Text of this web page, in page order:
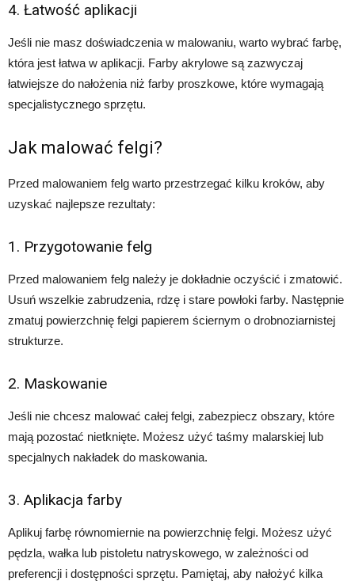
4. Łatwość aplikacji
Jeśli nie masz doświadczenia w malowaniu, warto wybrać farbę,
która jest łatwa w aplikacji. Farby akrylowe są zazwyczaj
łatwiejsze do nałożenia niż farby proszkowe, które wymagają
specjalistycznego sprzętu.
Jak malować felgi?
Przed malowaniem felg warto przestrzegać kilku kroków, aby
uzyskać najlepsze rezultaty:
1. Przygotowanie felg
Przed malowaniem felg należy je dokładnie oczyścić i zmatowić.
Usuń wszelkie zabrudzenia, rdzę i stare powłoki farby. Następnie
zmatuj powierzchnię felgi papierem ściernym o drobnoziarnistej
strukturze.
2. Maskowanie
Jeśli nie chcesz malować całej felgi, zabezpiecz obszary, które
mają pozostać nietknięte. Możesz użyć taśmy malarskiej lub
specjalnych nakładek do maskowania.
3. Aplikacja farby
Aplikuj farbę równomiernie na powierzchnię felgi. Możesz użyć
pędzla, wałka lub pistoletu natryskowego, w zależności od
preferencji i dostępności sprzętu. Pamiętaj, aby nałożyć kilka